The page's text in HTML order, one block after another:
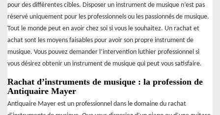
pour des différentes cibles. Disposer un instrument de musique n’est pas
réservé uniquement pour les professionnels ou les passionnés de musique.
Tout le monde peut en avoir chez soi si vous le souhaitez. Un rachat et
achat sont les moyens faisables pour avoir son propre instrument de
musique. Vous pouvez demander l’intervention luthier professionnel si
vous désirez obtenir un instrument de musique qui peut vous satisfaire.
Rachat d’instruments de musique : la profession de
Antiquaire Mayer
Antiquaire Mayer est un professionnel dans le domaine du rachat